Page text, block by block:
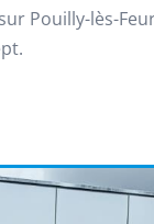
Pouilly-lès-